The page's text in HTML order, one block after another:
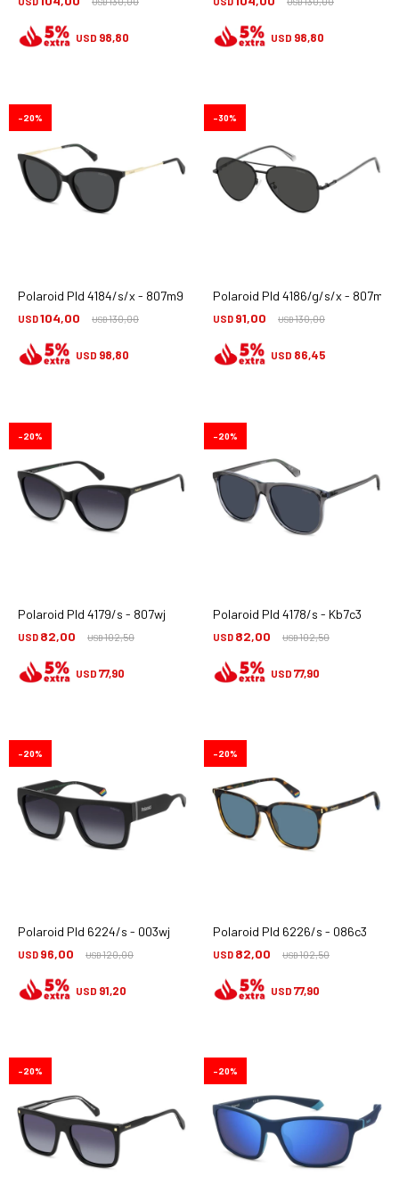
USD
USD 98,80
USD
USD 98,80
Polaroid Pld 4184/s/x - 807m9
USD104,00 USD130,00
20
USD 98,80
Polaroid Pld 4186/g/s/x - 807m9
USD 91,00 USD130,00
30
USD 86,45
Polaroid Pld 4179/s - 807wj
USD 82,00 USD102,50
20
USD 77,90
Polaroid Pld 4178/s - Kb7c3
USD 82,00 USD102,50
20
USD 77,90
Polaroid Pld 6224/s - 003wj
USD 96,00 USD120,00
20
USD 91,20
Polaroid Pld 6226/s - 086c3
USD 82,00 USD102,50
20
USD 77,90
20 20